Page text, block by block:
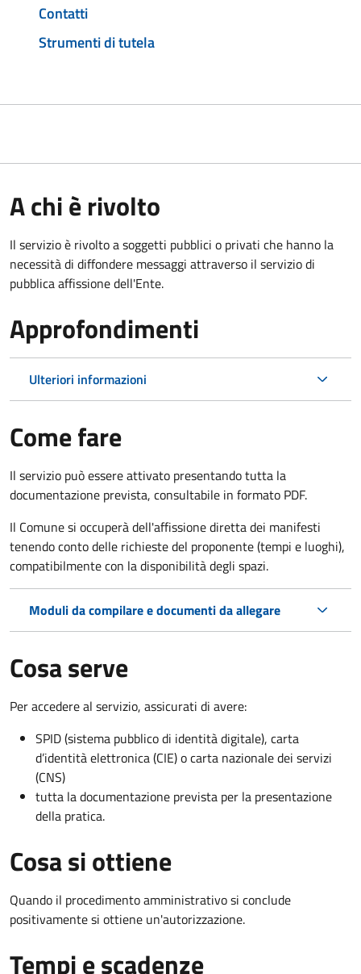
Contatti
Strumenti di tutela
A chi è rivolto
Il servizio è rivolto a soggetti pubblici o privati che hanno la
necessità di diffondere messaggi attraverso il servizio di
pubblica affissione dell'Ente.
Approfondimenti
Ulteriori informazioni
Come fare
Il servizio può essere attivato presentando tutta la
documentazione prevista, consultabile in formato PDF.
Il Comune si occuperà dell'affissione diretta dei manifesti
tenendo conto delle richieste del proponente (tempi e luoghi),
compatibilmente con la disponibilità degli spazi.
Moduli da compilare e documenti da allegare
Cosa serve
Per accedere al servizio, assicurati di avere:
SPID (sistema pubblico di identità digitale), carta
d’identità elettronica (CIE) o carta nazionale dei servizi
(CNS)
tutta la documentazione prevista per la presentazione
della pratica.
Cosa si ottiene
Quando il procedimento amministrativo si conclude
positivamente si ottiene un'autorizzazione.
Tempi e scadenze